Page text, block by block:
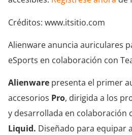
Créditos: www.itsitio.com
Alienware anuncia auriculares
eSports en colaboración con
Alienware presenta el primer
accesorios Pro, dirigida a los
y desarrollada en colaboración
Liquid. Diseñado para equipar